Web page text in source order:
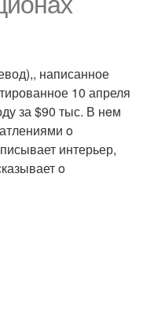
написанное
10 апреля
за $90 тыс. В нeм
o
интерьер,
o